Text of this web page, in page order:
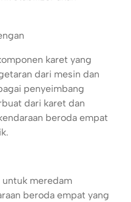
karet yang
dari mesin dan
penyeimbang
dari karet dan
beroda empat
untuk meredam
beroda empat yang